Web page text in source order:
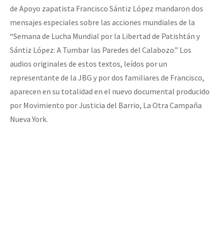
de Apoyo zapatista Francisco Sántiz López mandaron dos
mensajes especiales sobre las acciones mundiales de la
“Semana de Lucha Mundial por la Libertad de Patishtán y
Sántiz López: A Tumbar las Paredes del Calabozo.” Los
audios originales de estos textos, leídos por un
representante de la JBG y por dos familiares de Francisco,
aparecen en su totalidad en el nuevo documental producido
por Movimiento por Justicia del Barrio, La Otra Campaña
Nueva York.